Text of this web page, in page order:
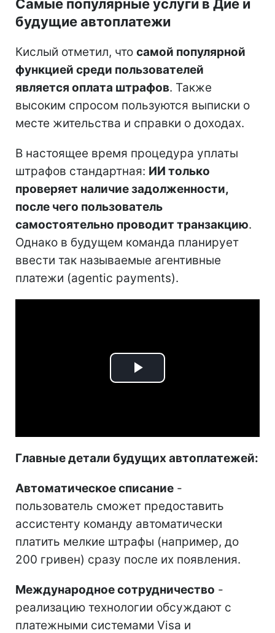
Самые популярные услуги в Дие и
будущие автоплатежи
Кислый отметил, что самой популярной
функцией среди пользователей
является оплата штрафов. Также
высоким спросом пользуются выписки о
месте жительства и справки о доходах.
В настоящее время процедура уплаты
штрафов стандартная: ИИ только
проверяет наличие задолженности,
после чего пользователь
самостоятельно проводит транзакцию.
Однако в будущем команда планирует
ввести так называемые агентивные
платежи (agentic payments).
Play
Главные детали будущих автоплатежей:
Автоматическое списание -
пользователь сможет предоставить
ассистенту команду автоматически
платить мелкие штрафы (например, до
200 гривен) сразу после их появления.
Международное сотрудничество -
реализацию технологии обсуждают с
платежными системами Visa и